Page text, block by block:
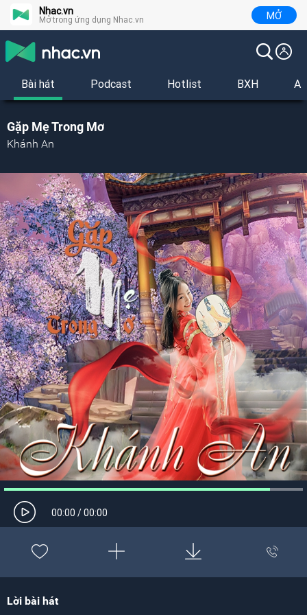
Nhac.vn
Mở trong ứng dụng Nhac.vn MỞ
Bài hát Podcast Hotlist BXH
Gặp Mẹ Trong Mơ
Khánh An
00:00 /00:00
Lời bài hát